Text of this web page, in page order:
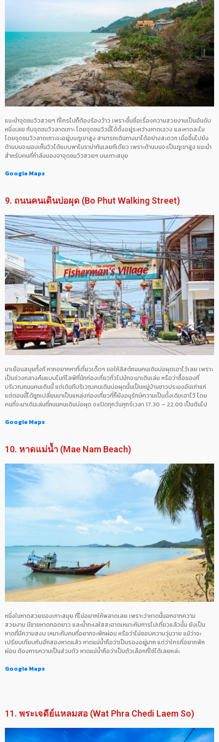
แนะนำจุดชมวิวสวยๆ ที่ใครไปก็ต้องร้องว้าว เพราะขึ้นชื่อเรื่องความสวยงามเป็นอันดับ
หนึ่งเลย กับจุดชมวิวลาดเกาะ โดยจุดชมวิวนี้ได้ตั้งอยู่ระหว่างหาดเฉวง และหาดละไม
โดยจุดชมวิวลาดเกาะจะอยู่บนภูเขาสูง สามารถเดินทางมาได้อย่างสะดวก เมื่อขึ้นไปยัง
ด้านบนจะมองเห็นวิวได้แบบพาโนราม่ากันเลยทีเดียว เพราะด้านบนจะเป็นภูเขาสูง แนะนำ
สำหรับคนที่กำลังมองจาจุดชมวิวสวยๆ บนเกาะสมุย
Google Maps
9. ถนนคนเดินบ่อผุด (Bo Phut Walking Street)
มาเยือนสมุยทั้งที หากอยากหาที่เที่ยวเด็ดๆ ขอให้ลิสต์ถนนคนเดินบ่อผุดเอาไว้เลย เพราะ
เป็นช่วงกลางคืนแบบไนท์ไลฟ์ที่นักท่องเที่ยวทั่วไปมักจะมาเดินเล่น หรือว่าซื้อของที่
บริเวณถนนคนเดินนี้ แต่เดิมทีบริเวณคนเดินบ่อผุดนั้นเป็นหมู่บ้านชาวประมงอันเก่าแก่
แต่ตอนนี้ได้ถูกเปลี่ยนมาเป็นแหล่งท่องเที่ยวที่ก็ยังอนุรักษ์ความเป็นดั้งเดิมเอาไว้ โดย
คนที่จะมาเดินเล่นที่ถนนคนเดินบ่อผุด จะเปิดทุกวันศุกร์เวลา 17.30 – 22.00 เป็นต้นไป
Google Maps
10. หาดแม่น้ำ (Mae Nam Beach)
หนึ่งในหาดสวยของเกาะสมุย ที่ไม่อยากให้พลาดเลย เพราะว่าหาดนี้นอกจากความ
สวยงาม มีชายหาดทอดยาว และน้ำทะเลใสสะอาดเหมาะกับการไปเที่ยวแล้วนั้น ยังเป็น
หาดที่มีความสงบ เหมาะกับคนที่อยากจะพักผ่อน หรือว่าไม่ชอบความวุ่นวาย แม้ว่าจะ
เปรียบเทียบกับอีกสองหาดแล้ว หาดแม่น้ำถือว่าเป็นรองอยู่มาก แต่ว่าใครที่อยากพัก
ผ่อน ต้องการความเป็นส่วนตัว หาดแม่น้ำถือว่าเป็นตัวเลือกที่ใช่ได้เลยหล่ะ
Google Maps
11. พระเจดีย์แหลมสอ (Wat Phra Chedi Laem So)